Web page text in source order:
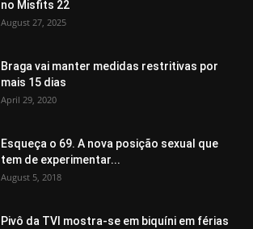
no Misfits 22
August 27, 2025
Braga vai manter medidas restritivas por
mais 15 dias
April 29, 2020
Esqueça o 69. A nova posição sexual que
tem de experimentar...
August 5, 2018
Pivô da TVI mostra-se em biquíni em férias